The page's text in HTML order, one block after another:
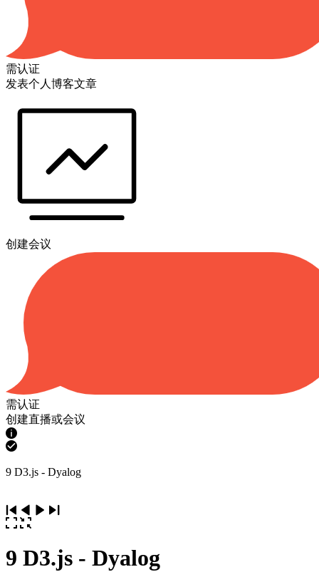
需认证
发表个人博客文章
创建会议
需认证
创建直播或会议
9 D3.js - Dyalog
9 D3.js - Dyalog